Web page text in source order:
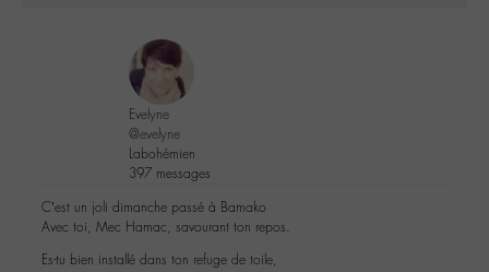
Evelyne
@evelyne
Labohémien
397 messages
C’est un joli dimanche passé à Bamako
Avec toi, Mec Hamac, savourant ton repos.
Es-tu bien installé dans ton refuge de toile,